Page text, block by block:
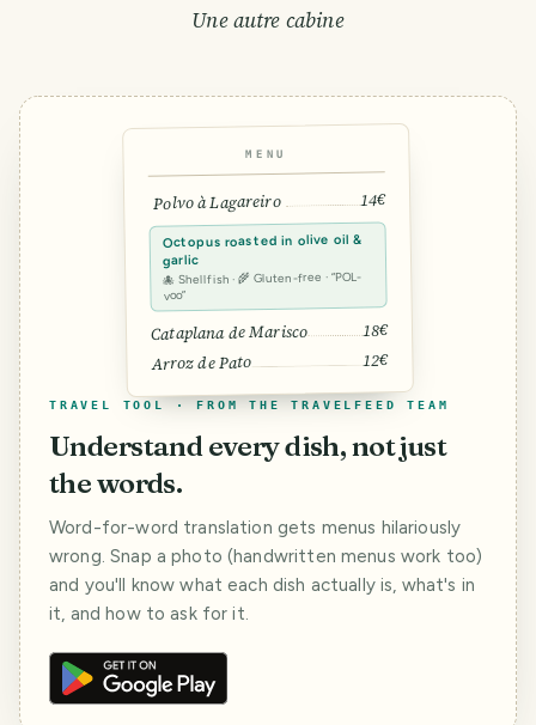
Une autre cabine
MENU
Polvo à Lagareiro 14€
Octopus roasted in olive oil &
garlic
🐙 Shellfish · 🌾 Gluten-free · “POL-
voo”
Cataplana de Marisco 18€
Arroz de Pato 12€
TRAVEL TOOL · FROM THE TRAVELFEED TEAM
Understand every dish, not just
the words.
Word-for-word translation gets menus hilariously
wrong. Snap a photo (handwritten menus work too)
and you'll know what each dish actually is, what's in
it, and how to ask for it.